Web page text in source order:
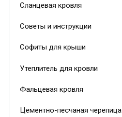
Сланцевая кровля
Советы и инструкции
Софиты для крыши
Утеплитель для кровли
Фальцевая кровля
Цементно-песчаная черепица